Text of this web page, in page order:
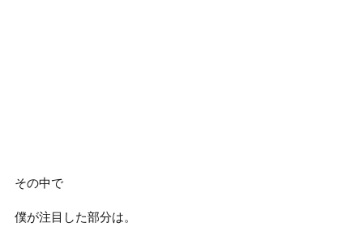
その中で
僕が注目した部分は。